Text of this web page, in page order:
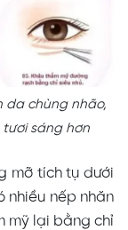
da chùng nhão,
sáng hơn
mỡ tích tụ dưới
nhiều nếp nhăn
mỹ lại bằng chỉ